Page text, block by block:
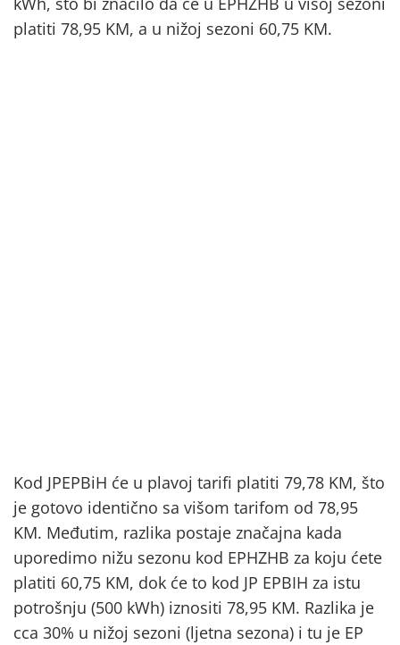
platiti 78,95 KM, a u nižoj sezoni 60,75 KM.
Kod JPEPBiH će u plavoj tarifi platiti 79,78 KM, što
je gotovo identično sa višom tarifom od 78,95
KM. Međutim, razlika postaje značajna kada
uporedimo nižu sezonu kod EPHZHB za koju ćete
platiti 60,75 KM, dok će to kod JP EPBIH za istu
potrošnju (500 kWh) iznositi 78,95 KM. Razlika je
cca 30% u nižoj sezoni (ljetna sezona) i tu je EP